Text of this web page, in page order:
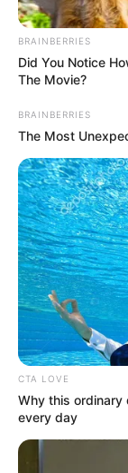
BRAINBERRIES
Did You Notice
The Movie?
BRAINBERRIES
The Most
CTA LOVE
Why this ordinary
every day